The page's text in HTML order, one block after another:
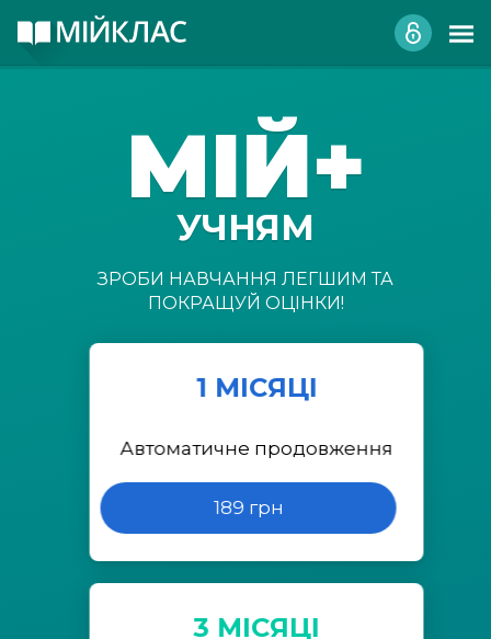
МІЙ+
УЧНЯМ
ЗРОБИ НАВЧАННЯ ЛЕГШИМ ТА
ПОКРАЩУЙ ОЦІНКИ!
1 МІСЯЦІ
Автоматичне продовження
189 грн
3 МІСЯЦІ